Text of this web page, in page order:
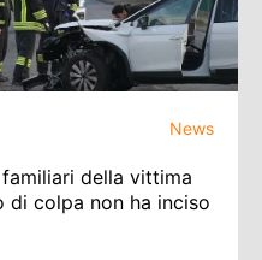
News
della vittima
di colpa non ha inciso